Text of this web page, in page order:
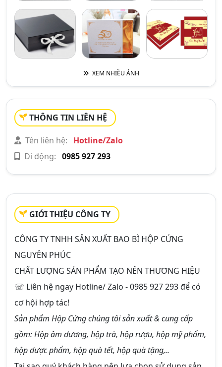
XEM NHIỀU ẢNH
THÔNG TIN LIÊN HỆ
Tên liên hệ:
Hotline/Zalo
Di động: 0985 927 293
GIỚI THIỆU CÔNG TY
CÔNG TY TNHH SẢN XUẤT BAO BÌ HỘP CỨNG
NGUYÊN PHÚC
CHẤT LƯỢNG SẢN PHẨM TẠO NÊN THƯƠNG HIỆU
☏ Liên hệ ngay Hotline/ Zalo - 0985 927 293 để có
cơ hội hợp tác!
Sản phẩm Hộp Cứng chúng tôi sản xuất & cung cấp
gồm: Hộp âm dương, hộp trà, hộp rượu, hộp mỹ phẩm,
hộp dược phẩm, hộp quà tết, hộp quà tặng,..